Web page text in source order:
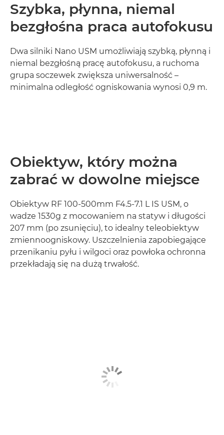
Szybka, płynna, niemal
bezgłośna praca autofokusu
Dwa silniki Nano USM umożliwiają szybką, płynną i
niemal bezgłośną pracę autofokusu, a ruchoma
grupa soczewek zwiększa uniwersalność –
minimalna odległość ogniskowania wynosi 0,9 m.
Obiektyw, który można
zabrać w dowolne miejsce
Obiektyw RF 100-500mm F4.5-7.1 L IS USM, o
wadze 1530g z mocowaniem na statyw i długości
207 mm (po zsunięciu), to idealny teleobiektyw
zmiennoogniskowy. Uszczelnienia zapobiegające
przenikaniu pyłu i wilgoci oraz powłoka ochronna
przekładają się na dużą trwałość.